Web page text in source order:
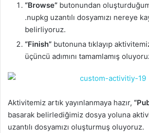
“Browse” butonundan
.nupkg uzantılı dosyamızı nereye
belirliyoruz.
“Finish” butonuna tıklayıp
üçüncü adımını tamamlamış
Aktivitemiz artık yayınlanmaya hazır,
basarak belirlediğimiz dosya yoluna
uzantılı dosyamızı oluşturmuş oluyoruz.